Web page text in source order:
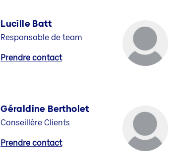
Lucille Batt
Responsable de team
Prendre contact
Géraldine Bertholet
Conseillère Clients
Prendre contact